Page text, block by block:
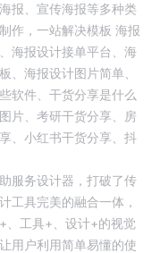
报、宣传海报等多种类
作，一站解决模板 海报
海报设计接单平台、 海
、 海报设计图片简单、
软件、 干货分享是什么
片、 考研干货分享、
房
、 小红书干货分享、 抖
服务设计器，打破了传
工具完美的融合一体，
、工具+、设计+的视觉
用户利用简单易懂的使